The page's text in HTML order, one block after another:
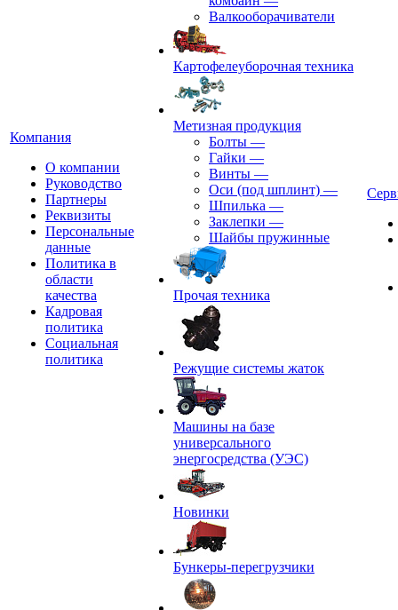
Компания
О компании
Руководство
Партнеры
Реквизиты
Персональные
данные
Политика в
области
качества
Кадровая
политика
Социальная
политика
Валкооборачиватели
Картофелеуборочная техника
Метизная продукция
Болты —
Гайки —
Винты —
Оси (под шплинт) —
Шпилька —
Заклепки —
Шайбы пружинные
Прочая техника
Режущие системы жаток
Машины на базе
универсального
энергосредства (УЭС)
Новинки
Бункеры-перегрузчики